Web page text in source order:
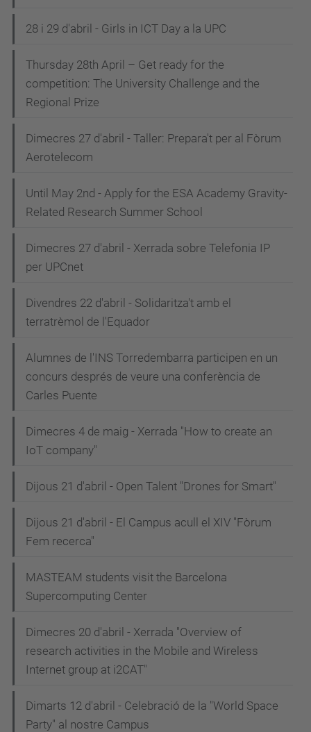
28 i 29 d'abril - Girls in ICT Day a la UPC
Thursday 28th April – Get ready for the
competition: The University Challenge and the
Regional Prize
Dimecres 27 d'abril - Taller: Prepara't per al Fòrum
Aerotelecom
Until May 2nd - Apply for the ESA Academy Gravity-
Related Research Summer School
Dimecres 27 d'abril - Xerrada sobre Telefonia IP
per UPCnet
Divendres 22 d'abril - Solidaritza't amb el
terratrèmol de l'Equador
Alumnes de l'INS Torredembarra participen en un
concurs després de veure una conferència de
Carles Puente
Dimecres 4 de maig - Xerrada "How to create an
IoT company"
Dijous 21 d'abril - Open Talent "Drones for Smart"
Dijous 21 d'abril - El Campus acull el XIV "Fòrum
Fem recerca"
MASTEAM students visit the Barcelona
Supercomputing Center
Dimecres 20 d'abril - Xerrada "Overview of
research activities in the Mobile and Wireless
Internet group at i2CAT"
Dimarts 12 d'abril - Celebració de la "World Space
Party" al nostre Campus